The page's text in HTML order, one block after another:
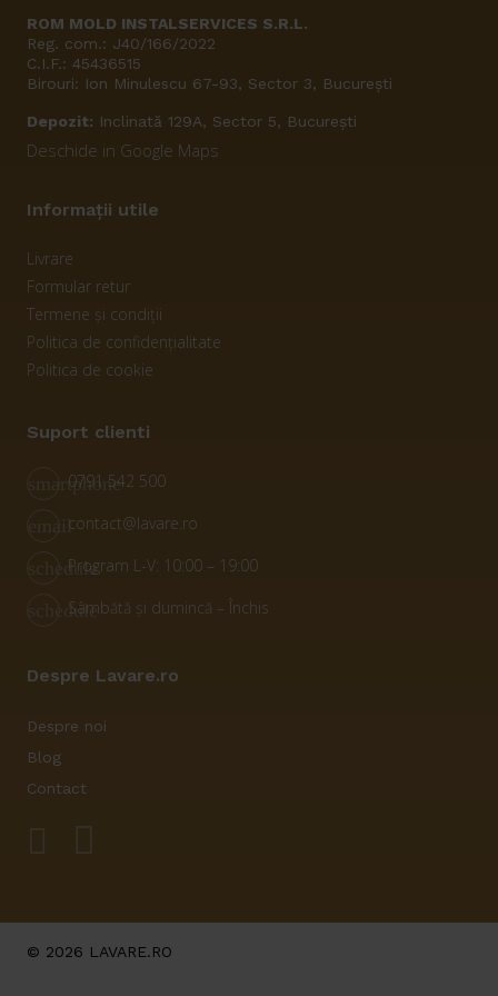
ROM MOLD INSTALSERVICES S.R.L.
Reg. com.: J40/166/2022
C.I.F.: 45436515
Birouri: Ion Minulescu 67-93, Sector 3, București
Depozit: Inclinată 129A, Sector 5, București
Deschide in Google Maps
Informații utile
Livrare
Formular retur
Termene și condiții
Politica de confidențialitate
Politica de cookie
Suport clienti
smartphone
0791 542 500
emailcontact@lavare.ro
scheduleProgram L-V: 10:00 – 19:00
scheduleSâmbătă și dumincă – Închis
Despre Lavare.ro
Despre noi
Blog
Contact
© 2026 LAVARE.RO